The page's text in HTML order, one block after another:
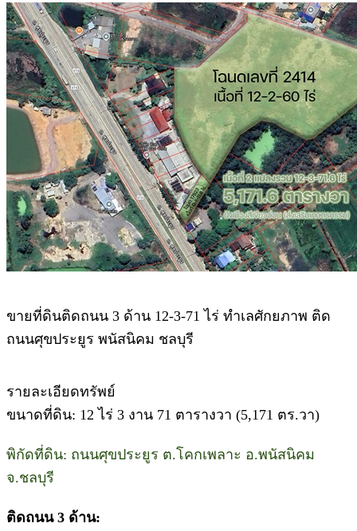
ขายที่ดินติดถนน 3 ด้าน 12-3-71 ไร่ ทำเลศักยภาพ ติด
ถนนศุขประยูร พนัสนิคม ชลบุรี
รายละเอียดทรัพย์
ขนาดที่ดิน: 12 ไร่ 3 งาน 71 ตารางวา (5,171 ตร.วา)
พิกัดที่ดิน: ถนนศุขประยูร ต.โคกเพลาะ อ.พนัสนิคม
จ.ชลบุรี
ติดถนน 3 ด้าน: